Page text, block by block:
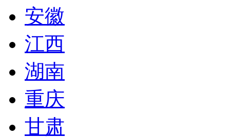
安徽
江西
湖南
重庆
甘肃